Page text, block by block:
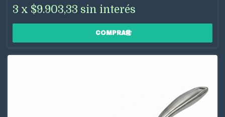
3 x $9.903,33 sin interés